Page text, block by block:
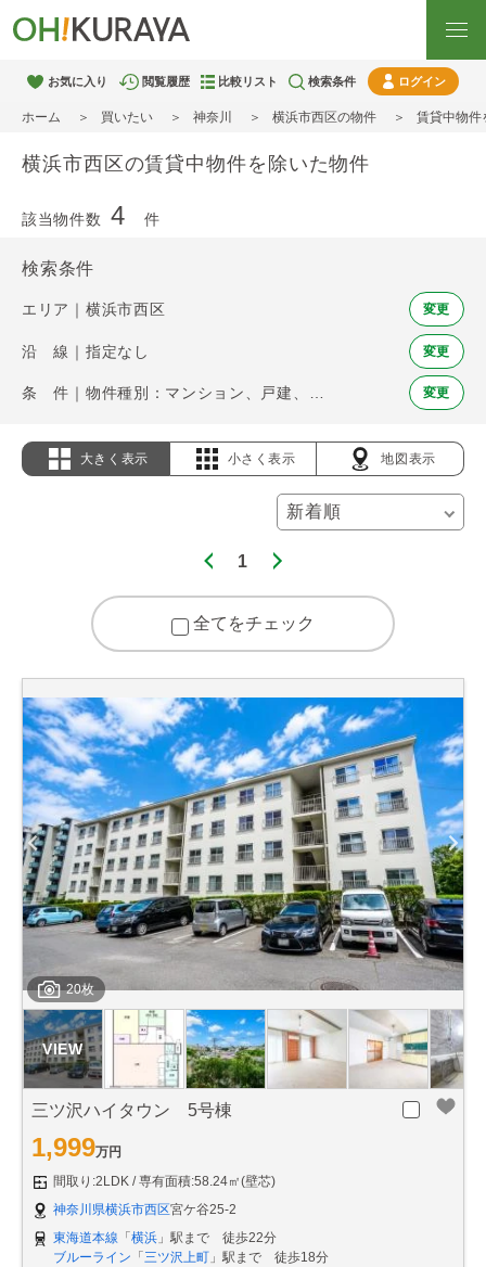
お気に入り 閲覧履歴 比較リスト 検索条件 ログイン
ホーム 買いたい 神奈川 横浜市西区の物件 賃貸中物件
横浜市西区の賃貸中物件を除いた物件
該当物件数 4 件
検索条件
エリア｜横浜市西区 変更
沿 線｜指定なし 変更
変更
大きく表示 小さく表示 地図表示
1
全てをチェック
20枚
三ツ沢ハイタウン 5号棟
1,999万円
間取り:2LDK
専有面積:58.24㎡(壁芯)
神奈川県横浜市西区宮ケ谷25-2
東海道本線 「 横浜 」駅まで 徒歩22分
ブルーライン 「 三ツ沢上町 」駅まで 徒歩18分